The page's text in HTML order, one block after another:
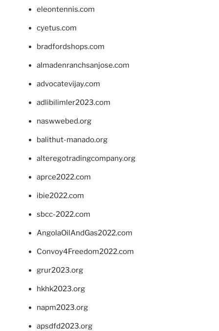
eleontennis.com
cyetus.com
bradfordshops.com
almadenranchsanjose.com
advocatevijay.com
adlibilimler2023.com
naswwebed.org
balithut-manado.org
alteregotradingcompany.org
aprce2022.com
ibie2022.com
sbcc-2022.com
AngolaOilAndGas2022.com
Convoy4Freedom2022.com
grur2023.org
hkhk2023.org
napm2023.org
apsdfd2023.org